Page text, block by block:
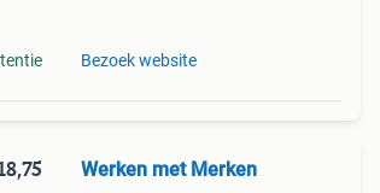
Bezoek website
Werken met Merken